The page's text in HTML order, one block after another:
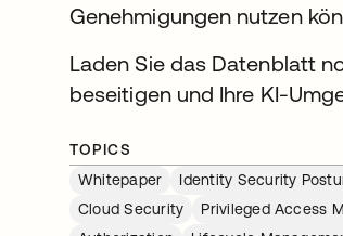
Genehmigungen nutzen
Laden Sie das Datenblatt
beseitigen und Ihre KI-
TOPICS
Whitepaper
Identity Security
Cloud Security
Privileged Access